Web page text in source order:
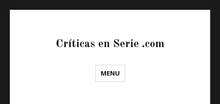
Críticas en Serie .com
MENU